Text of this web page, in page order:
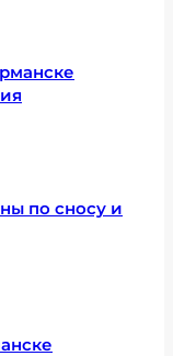
по сносу и